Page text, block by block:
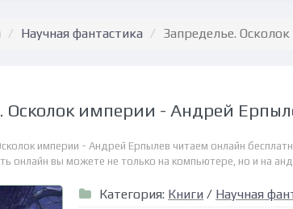
Научная фантастика Запределье.
Осколок империи - Андрей
империи - Андрей Ерпылев читаем онлайн
онлайн вы можете не только на компьютере, но и на
Категория: Книги / Научная